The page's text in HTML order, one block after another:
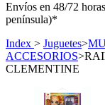
Envíos en 48/72
península)*
Index > Juguetes>
ACCESORIOS>
CLEMENTINE